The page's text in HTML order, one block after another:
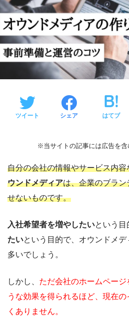
ツイート シェア はてブ
※当サイトの記事には広告を含
自分の会社の情報やサービス内
ウンドメディアは、企業のブラ
せないものです。
入社希望者を増やしたいという目
たいという目的で、オウンドメ
多いでしょう。
しかし、 ただ会社のホームペー
うな効果を得られるほど、現在
くありません。